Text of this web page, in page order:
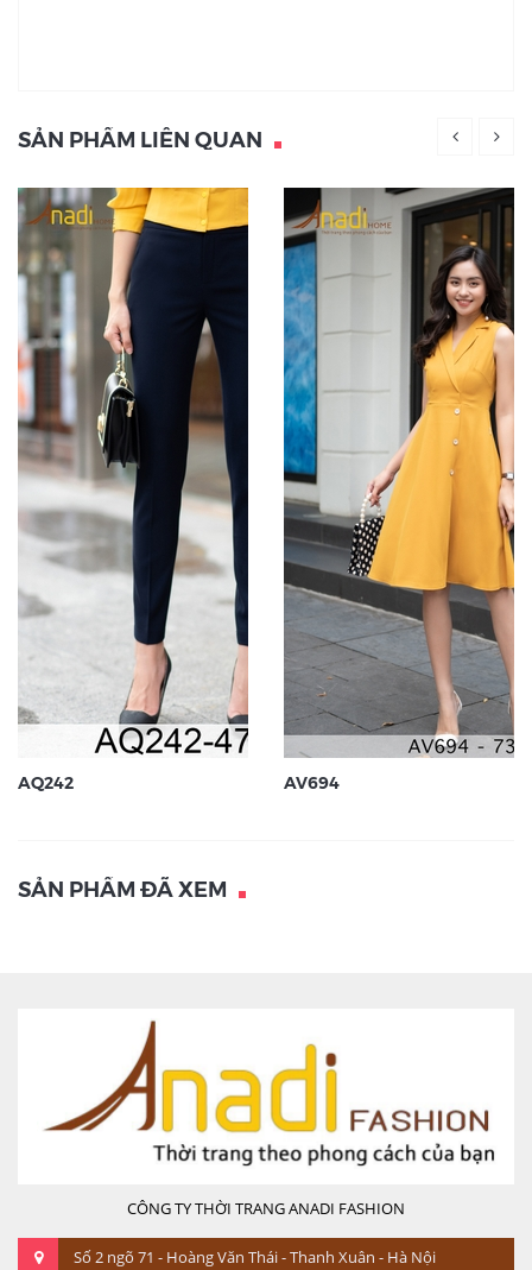
SẢN PHẨM LIÊN QUAN
AQ242 AV694
SẢN PHẨM ĐÃ XEM
CÔNG TY THỜI TRANG ANADI FASHION
Số 2 ngõ 71 - Hoàng Văn Thái - Thanh Xuân - Hà Nội